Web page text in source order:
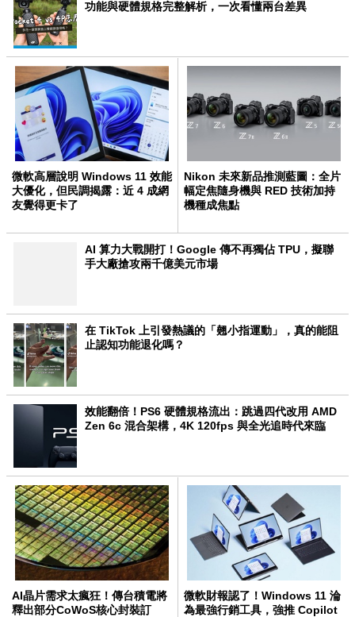
功能與硬體規格完整解析，一次看懂兩台差異
微軟高層說明 Windows 11 效能
大優化，但民調揭露：近 4 成網
友覺得更卡了
Nikon 未來新品推測藍圖：全片
幅定焦隨身機與 RED 技術加持
機種成焦點
AI 算力大戰開打！Google 傳不再獨佔 TPU，擬聯
手大廠搶攻兩千億美元市場
在 TikTok 上引發熱議的「翹小指運動」，真的能阻
止認知功能退化嗎？
效能翻倍！PS6 硬體規格流出：跳過四代改用 AMD
Zen 6c 混合架構，4K 120fps 與全光追時代來臨
AI晶片需求太瘋狂！傳台積電將
釋出部分CoWoS核心封裝訂
微軟財報認了！Windows 11 淪
為最強行銷工具，強推 Copilot